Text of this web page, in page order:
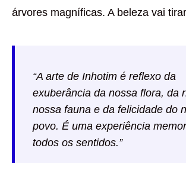
árvores magníficas. A beleza vai
“A arte de Inhotim é reflexo da
exuberância da nossa flora, da
nossa fauna e da felicidade do
povo. É uma experiência
todos os sentidos.”